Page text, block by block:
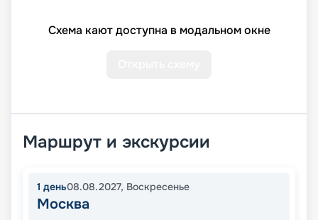
Схема кают доступна в модальном окне
Маршрут и экскурсии
1 день08.08.2027, Воскресенье
Москва